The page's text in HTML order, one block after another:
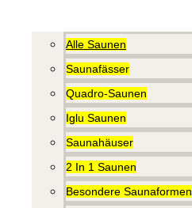
Alle Saunen
Saunafässer
Quadro-Saunen
Iglu Saunen
Saunahäuser
2 In 1 Saunen
Besondere Saunaformen